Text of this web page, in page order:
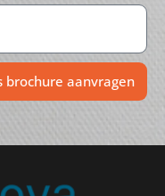
brochure aanvragen